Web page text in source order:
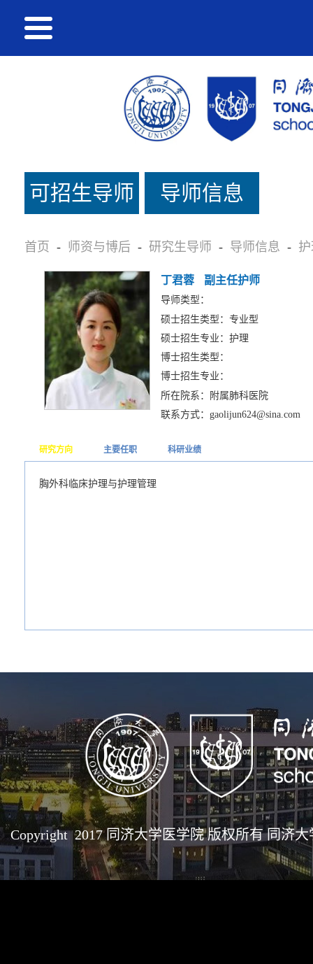
可招生导师
名单
导师信息
首页 - 师资与博后 - 研究生导师 - 导师信息 -
丁君蓉 副主任护师
导师类型：
硕士招生类型：专业型
硕士招生专业：护理
博士招生类型：
博士招生专业：
所在院系：附属肺科医院
联系方式：gaolijun624@sina.com
研究方向 主要任职 科研业绩
胸外科临床护理与护理管理
Copyright 2017 同济大学医学院 版权所有 同济